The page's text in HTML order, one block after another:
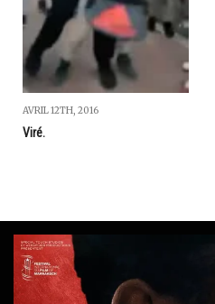
AVRIL 12TH, 2016
Viré.